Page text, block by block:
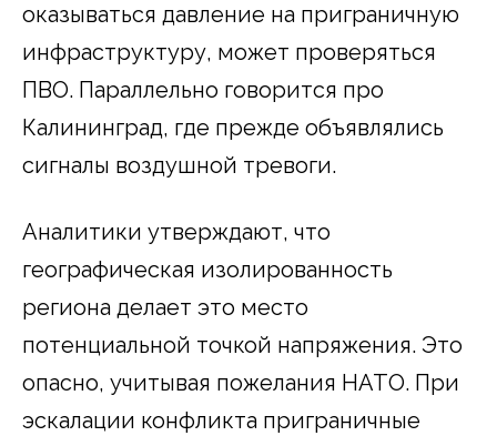
оказываться давление на приграничную
инфраструктуру, может проверяться
ПВО. Параллельно говорится про
Калининград, где прежде объявлялись
сигналы воздушной тревоги.
Аналитики утверждают, что
географическая изолированность
региона делает это место
потенциальной точкой напряжения. Это
опасно, учитывая пожелания НАТО. При
эскалации конфликта приграничные